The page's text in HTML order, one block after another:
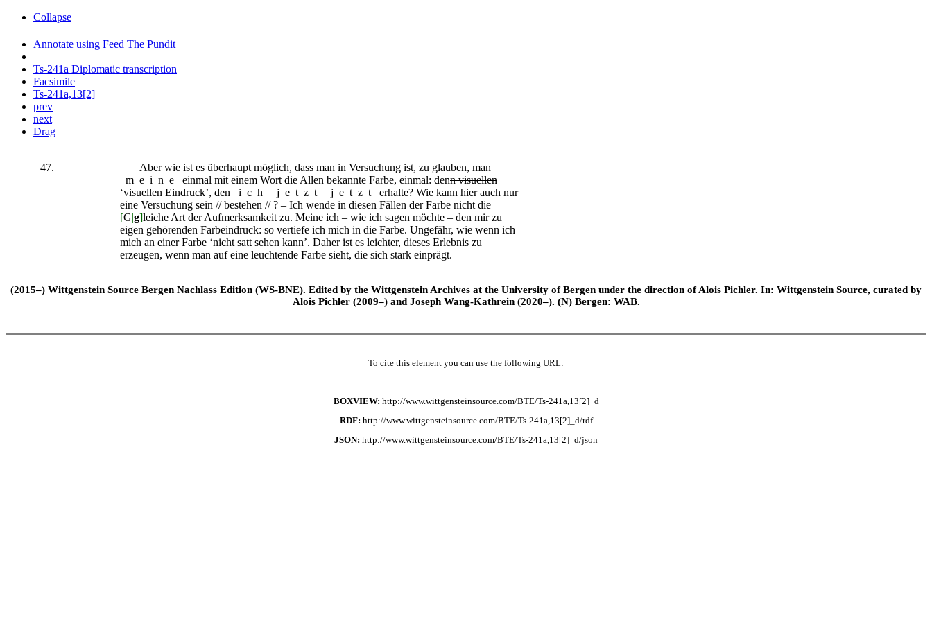
Collapse
Annotate using Feed The Pundit
Ts-241a Diplomatic transcription
Facsimile
Ts-241a,13[2]
prev
next
Drag
47.
Aber wie ist es überhaupt möglich, dass man in Versuchung ist, zu glauben, man
meine
einmal mit einem Wort die Allen bekannte Farbe, einmal: dennvisuellen
‘visuellen Eindruck’, den
ich jetzt jetzt
erhalte? Wie kann hier auch nur
eine Versuchung sein // bestehen // ? – Ich wende in diesen Fällen der Farbe nicht die
[G|g]leiche Art der Aufmerksamkeit zu. Meine ich – wie ich sagen möchte – den mir zu
eigen gehörenden Farbeindruck: so vertiefe ich mich in die Farbe. Ungefähr, wie wenn ich
mich an einer Farbe ‘nicht satt sehen kann’. Daher ist es leichter, dieses Erlebnis zu
erzeugen, wenn man auf eine leuchtende Farbe sieht, die sich stark einprägt.
(2015–) Wittgenstein Source Bergen Nachlass Edition (WS-BNE). Edited by the Wittgenstein Archives at the University of Bergen under the direction of Alois Pichler. In: Wittgenstein Source, curated by
Alois Pichler (2009–) and Joseph Wang-Kathrein (2020–). (N) Bergen: WAB.
To cite this element you can use the following URL:
BOXVIEW: http://www.wittgensteinsource.com/BTE/Ts-241a,13[2]_d
RDF: http://www.wittgensteinsource.com/BTE/Ts-241a,13[2]_d/rdf
JSON: http://www.wittgensteinsource.com/BTE/Ts-241a,13[2]_d/json